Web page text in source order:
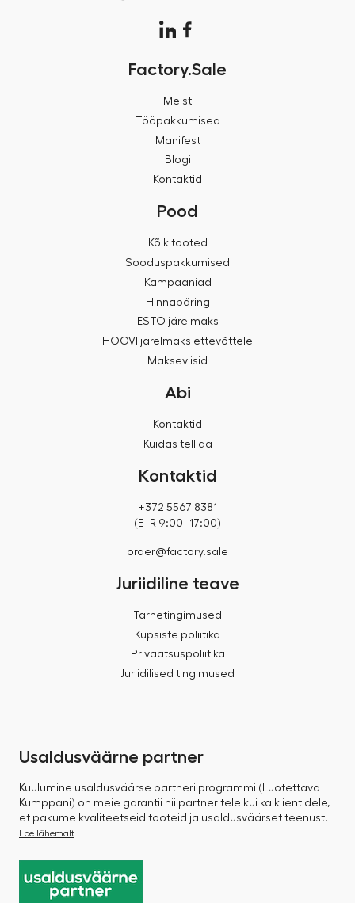
Factory.Sale
Meist
Tööpakkumised
Manifest
Blogi
Kontaktid
Pood
Kõik tooted
Sooduspakkumised
Kampaaniad
Hinnapäring
ESTO järelmaks
HOOVI järelmaks ettevõttele
Makseviisid
Abi
Kontaktid
Kuidas tellida
Kontaktid
+372 5567 8381
(E–R 9:00–17:00)
order@factory.sale
Juriidiline teave
Tarnetingimused
Küpsiste poliitika
Privaatsuspoliitika
Juriidilised tingimused
Usaldusväärne partner
Kuulumine usaldusväärse partneri programmi (Luotettava
Kumppani) on meie garantii nii partneritele kui ka klientidele,
et pakume kvaliteetseid tooteid ja usaldusväärset teenust.
Loe lähemalt